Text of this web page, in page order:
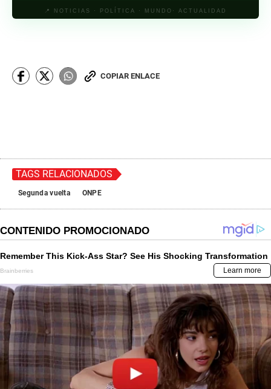
📍 NOTICIAS · POLÍTICA · MUNDO· ACTUALIDAD
COPIAR ENLACE
TAGS RELACIONADOS
Segunda vuelta ONPE